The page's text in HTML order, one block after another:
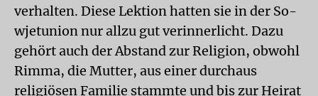
verhalten. Diese Lektion hatten sie in der So­
wjetunion nur allzu gut verinnerlicht. Dazu
gehört auch der Abstand zur Religion, obwohl
Rimma, die Mutter, aus einer durchaus
religiösen Familie stammte und bis zur Heirat